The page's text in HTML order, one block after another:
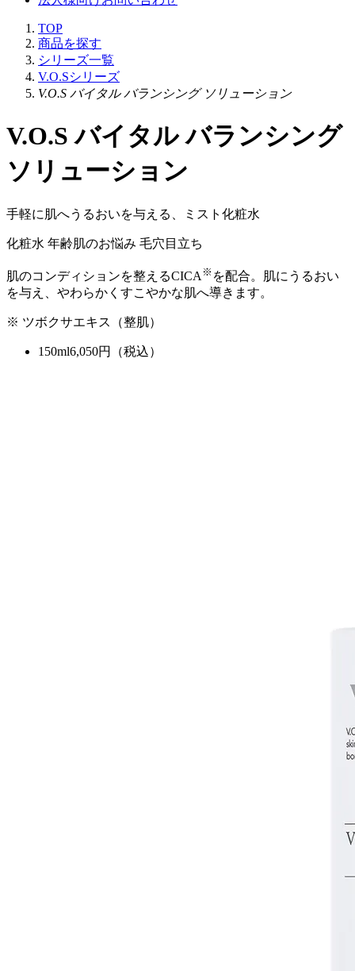
TOP
商品を探す
シリーズ一覧
V.O.Sシリーズ
V.O.S バイタル バランシング ソリューション
V.O.S バイタル バランシング
ソリューション
手軽に肌へうるおいを与える、ミスト化粧水
化粧水 年齢肌のお悩み 毛穴目立ち
肌のコンディションを整えるCICA ※ を配合。肌にうるおい
を与え、やわらかくすこやかな肌へ導きます。
※ ツボクサエキス（整肌）
150ml6,050円（税込）